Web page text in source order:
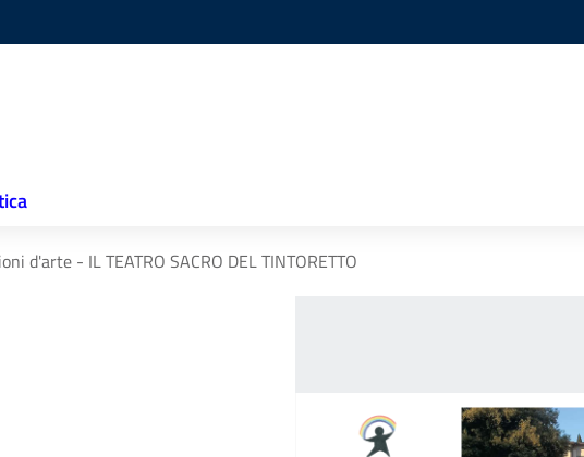
d'arte - IL TEATRO SACRO DEL TINTORETTO